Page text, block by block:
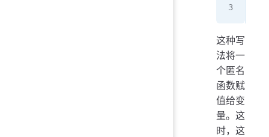
这种写
法将一
个匿名
函数赋
值给变
量。这
时，这